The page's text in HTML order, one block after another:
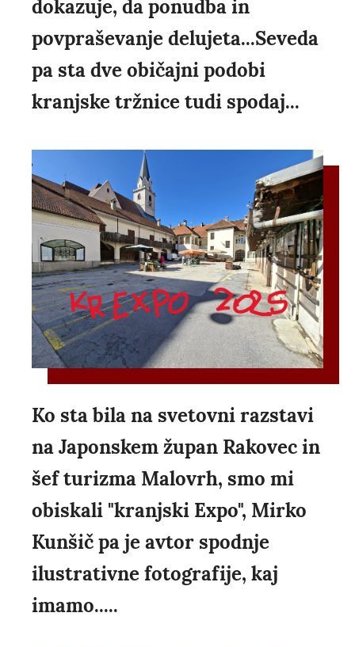
dokazuje, da ponudba in
povpraševanje delujeta...Seveda
pa sta dve običajni podobi
kranjske tržnice tudi spodaj...
Ko sta bila na svetovni razstavi
na Japonskem župan Rakovec in
šef turizma Malovrh, smo mi
obiskali "kranjski Expo", Mirko
Kunšič pa je avtor spodnje
ilustrativne fotografije, kaj
imamo.....